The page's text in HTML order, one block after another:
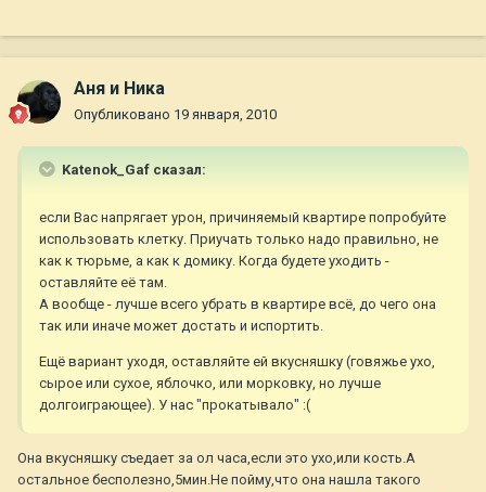
Аня и Ника
Опубликовано 19 января, 2010
Katenok_Gaf сказал:
если Вас напрягает урон, причиняемый квартире попробуйте
использовать клетку. Приучать только надо правильно, не
как к тюрьме, а как к домику. Когда будете уходить -
оставляйте её там.
А вообще - лучше всего убрать в квартире всё, до чего она
так или иначе может достать и испортить.
Ещё вариант уходя, оставляйте ей вкусняшку (говяжье ухо,
сырое или сухое, яблочко, или морковку, но лучше
долгоиграющее). У нас "прокатывало" :(
Она вкусняшку съедает за ол часа,если это ухо,или кость.А
остальное бесполезно,5мин.Не пойму,что она нашла такого